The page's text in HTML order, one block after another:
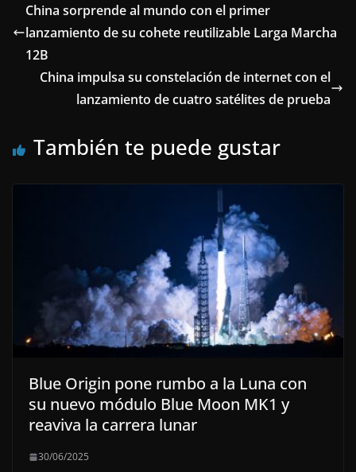
China sorprende al mundo con el primer
lanzamiento de su cohete reutilizable Larga Marcha
12B
China impulsa su constelación de internet con el
lanzamiento de cuatro satélites de prueba
También te puede gustar
Blue Origin pone rumbo a la Luna con
su nuevo módulo Blue Moon MK1 y
reaviva la carrera lunar
30/06/2025